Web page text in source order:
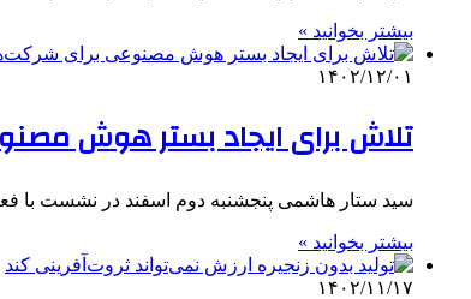
بیشتر بخوانید »
۱۴۰۲/۱۲/۰۱
تلاش برای ایجاد بستر هوش
سید ستار هاشمی پنجشنبه دوم اسفند در نشست با
بیشتر بخوانید »
۱۴۰۲/۱۱/۱۷